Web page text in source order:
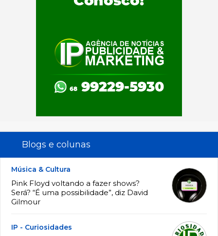
Blogs e colunas
Música & Cultura
Pink Floyd voltando a fazer shows?
Será? “É uma possibilidade”, diz David
Gilmour
IP - Curiosidades